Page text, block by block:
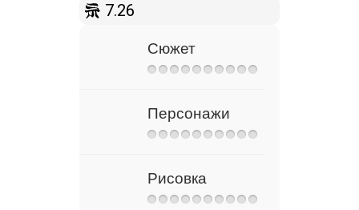
7.26
Сюжет
Персонажи
Рисовка